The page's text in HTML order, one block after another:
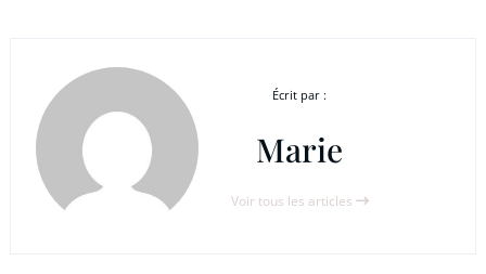
Écrit par :
Marie
Voir tous les articles